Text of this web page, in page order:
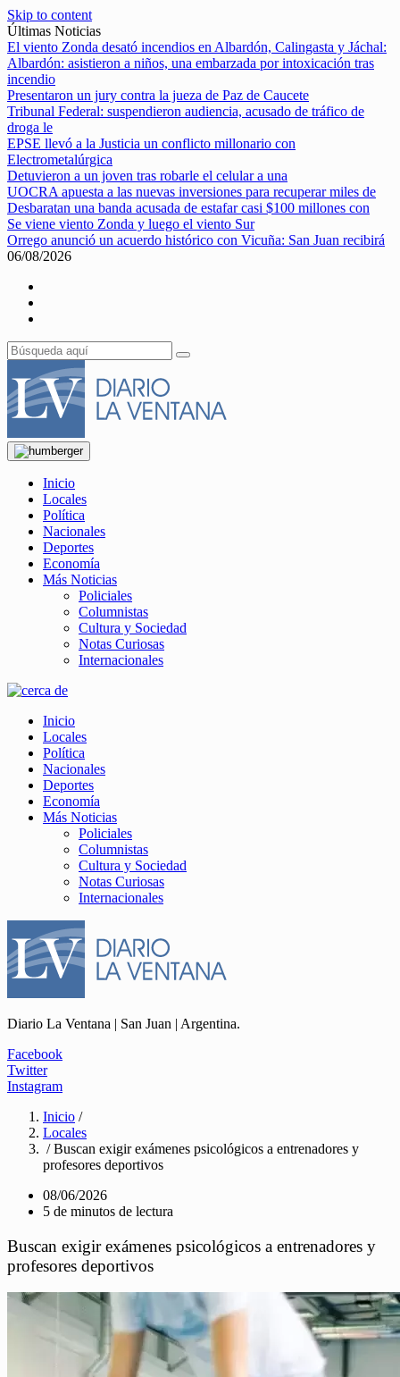
Skip to content
Últimas Noticias
El viento Zonda desató incendios en Albardón, Calingasta y Jáchal:
Albardón: asistieron a niños, una embarzada por intoxicación tras
incendio
Presentaron un jury contra la jueza de Paz de Caucete
Tribunal Federal: suspendieron audiencia, acusado de tráfico de
droga le
EPSE llevó a la Justicia un conflicto millonario con
Electrometalúrgica
Detuvieron a un joven tras robarle el celular a una
UOCRA apuesta a las nuevas inversiones para recuperar miles de
Desbaratan una banda acusada de estafar casi $100 millones con
Se viene viento Zonda y luego el viento Sur
Orrego anunció un acuerdo histórico con Vicuña: San Juan recibirá
06/08/2026
Inicio
Locales
Política
Nacionales
Deportes
Economía
Más Noticias
Policiales
Columnistas
Cultura y Sociedad
Notas Curiosas
Internacionales
Inicio
Locales
Política
Nacionales
Deportes
Economía
Más Noticias
Policiales
Columnistas
Cultura y Sociedad
Notas Curiosas
Internacionales
Diario La Ventana | San Juan | Argentina.
Facebook
Twitter
Instagram
Inicio /
Locales
/ Buscan exigir exámenes psicológicos a entrenadores y
profesores deportivos
08/06/2026
5 de minutos de lectura
Buscan exigir exámenes psicológicos a entrenadores y
profesores deportivos